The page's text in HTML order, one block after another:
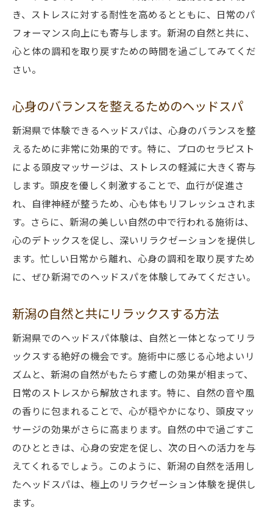
き、ストレスに対する耐性を高めるとともに、日常のパ
フォーマンス向上にも寄与します。新潟の自然と共に、
心と体の調和を取り戻すための時間を過ごしてみてくだ
さい。
心身のバランスを整えるためのヘッドスパ
新潟県で体験できるヘッドスパは、心身のバランスを整
えるために非常に効果的です。特に、プロのセラピスト
による頭皮マッサージは、ストレスの軽減に大きく寄与
します。頭皮を優しく刺激することで、血行が促進さ
れ、自律神経が整うため、心も体もリフレッシュされま
す。さらに、新潟の美しい自然の中で行われる施術は、
心のデトックスを促し、深いリラクゼーションを提供し
ます。忙しい日常から離れ、心身の調和を取り戻すため
に、ぜひ新潟でのヘッドスパを体験してみてください。
新潟の自然と共にリラックスする方法
新潟県でのヘッドスパ体験は、自然と一体となってリラ
ックスする絶好の機会です。施術中に感じる心地よいリ
ズムと、新潟の自然がもたらす癒しの効果が相まって、
日常のストレスから解放されます。特に、自然の音や風
の香りに包まれることで、心が穏やかになり、頭皮マッ
サージの効果がさらに高まります。自然の中で過ごすこ
のひとときは、心身の安定を促し、次の日への活力を与
えてくれるでしょう。このように、新潟の自然を活用し
たヘッドスパは、極上のリラクゼーション体験を提供し
ます。